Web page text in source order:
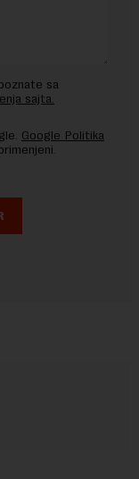
sa
sajta.
Google Politika